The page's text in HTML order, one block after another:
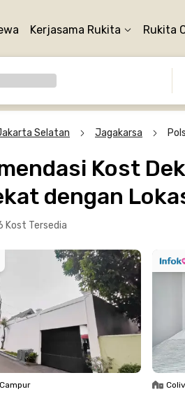
Kerjasama Rukita Rukita
Selatan Jagakarsa
Kost
dengan
Kost Tersedia
Campur